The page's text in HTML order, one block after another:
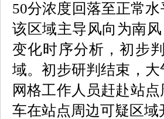
50分浓度回落至正常
该区域主导风向为南
变化时序分析，初步
域。初步研判结束，
网格工作人员赶赴站
车在站点周边可疑区